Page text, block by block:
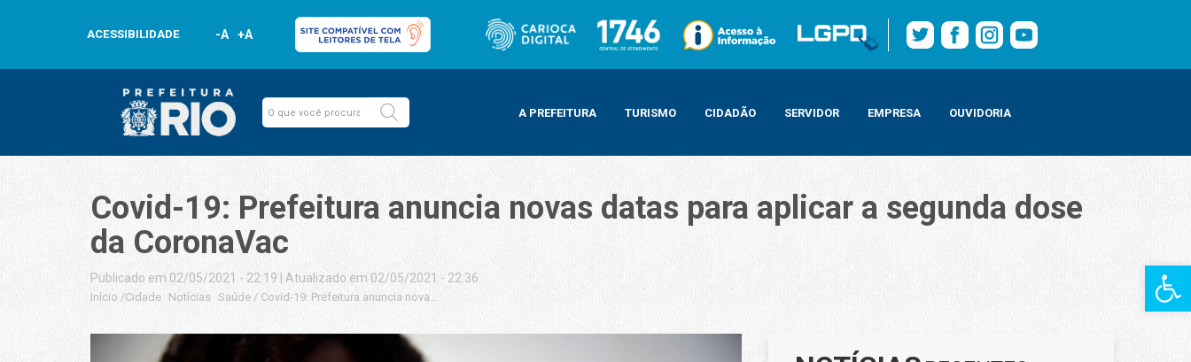
Barra de
ACESSIBILIDADE -A +A
A PREFEITURA TURISMO CIDADÃO SERVIDOR EMPRESA OUVIDORIA
Covid-19: Prefeitura anuncia novas datas para aplicar a segunda dose
da CoronaVac
Publicado em 02/05/2021 - 22:19 Atualizado em 02/05/2021 - 22:36
Início /Cidade Notícias Saúde / Covid-19: Prefeitura anuncia novas datas para aplicar a segunda dose da CoronaVac